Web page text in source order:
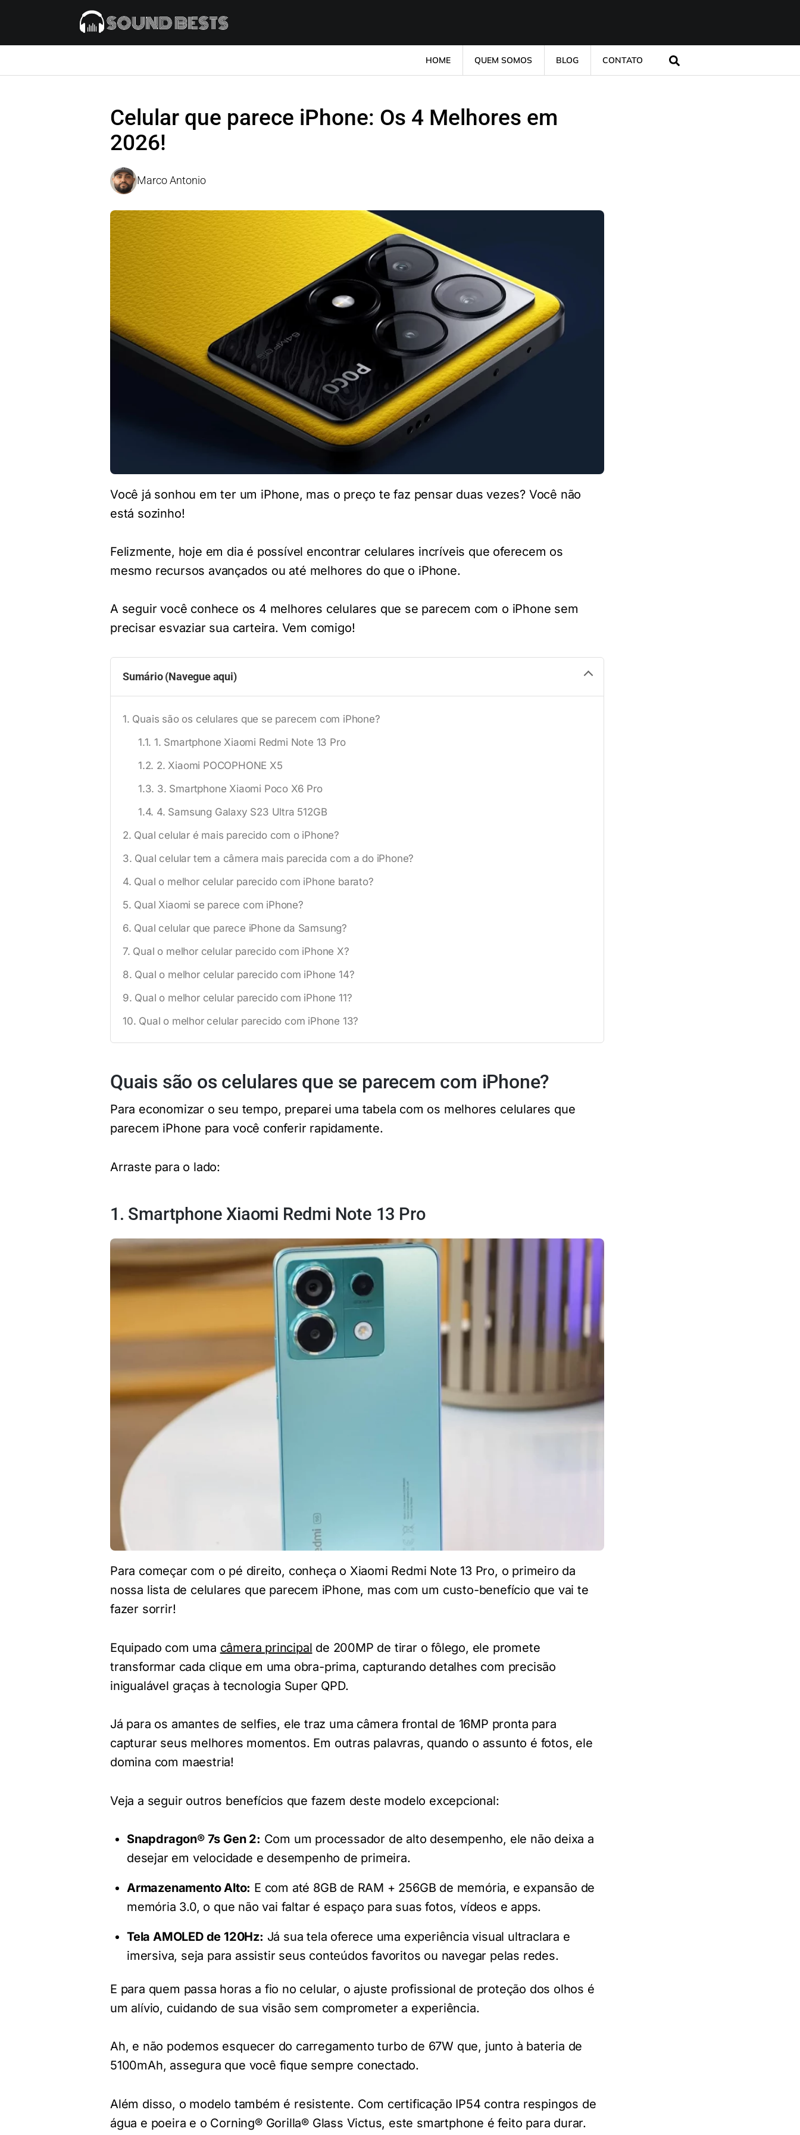
HOME QUEM SOMOS BLOG CONTATO
Celular que parece iPhone: Os 4 Melhores em
2026!
Marco Antonio
Você já sonhou em ter um iPhone, mas o preço te faz pensar duas vezes? Você não
está sozinho!
Felizmente, hoje em dia é possível encontrar celulares incríveis que oferecem os
mesmo recursos avançados ou até melhores do que o iPhone.
A seguir você conhece os 4 melhores celulares que se parecem com o iPhone sem
precisar esvaziar sua carteira. Vem comigo!
Sumário (Navegue aqui)
Quais são os celulares que se parecem com iPhone?
1. Smartphone Xiaomi Redmi Note 13 Pro
2. Xiaomi POCOPHONE X5
3. Smartphone Xiaomi Poco X6 Pro
4. Samsung Galaxy S23 Ultra 512GB
Qual celular é mais parecido com o iPhone?
Qual celular tem a câmera mais parecida com a do iPhone?
Qual o melhor celular parecido com iPhone barato?
Qual Xiaomi se parece com iPhone?
Qual celular que parece iPhone da Samsung?
Qual o melhor celular parecido com iPhone X?
Qual o melhor celular parecido com iPhone 14?
Qual o melhor celular parecido com iPhone 11?
Qual o melhor celular parecido com iPhone 13?
Quais são os celulares que se parecem com iPhone?
Para economizar o seu tempo, preparei uma tabela com os melhores celulares que
parecem iPhone para você conferir rapidamente.
Arraste para o lado:
1. Smartphone Xiaomi Redmi Note 13 Pro
Para começar com o pé direito, conheça o Xiaomi Redmi Note 13 Pro, o primeiro da
nossa lista de celulares que parecem iPhone, mas com um custo-benefício que vai te
fazer sorrir!
Equipado com uma câmera principal de 200MP de tirar o fôlego, ele promete
transformar cada clique em uma obra-prima, capturando detalhes com precisão
inigualável graças à tecnologia Super QPD.
Já para os amantes de selfies, ele traz uma câmera frontal de 16MP pronta para
capturar seus melhores momentos. Em outras palavras, quando o assunto é fotos, ele
domina com maestria!
Veja a seguir outros benefícios que fazem deste modelo excepcional:
Snapdragon® 7s Gen 2: Com um processador de alto desempenho, ele não deixa a
desejar em velocidade e desempenho de primeira.
Armazenamento Alto: E com até 8GB de RAM + 256GB de memória, e expansão de
memória 3.0, o que não vai faltar é espaço para suas fotos, vídeos e apps.
Tela AMOLED de 120Hz: Já sua tela oferece uma experiência visual ultraclara e
imersiva, seja para assistir seus conteúdos favoritos ou navegar pelas redes.
E para quem passa horas a fio no celular, o ajuste profissional de proteção dos olhos é
um alívio, cuidando de sua visão sem comprometer a experiência.
Ah, e não podemos esquecer do carregamento turbo de 67W que, junto à bateria de
5100mAh, assegura que você fique sempre conectado.
Além disso, o modelo também é resistente. Com certificação IP54 contra respingos de
água e poeira e o Corning® Gorilla® Glass Victus, este smartphone é feito para durar.